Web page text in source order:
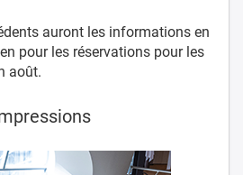
auront les informations en
pour les réservations pour les
août.